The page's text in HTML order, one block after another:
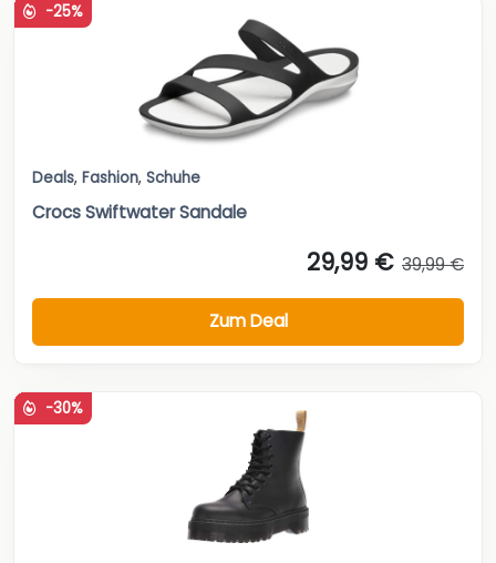
-25%
Deals, Fashion, Schuhe
Crocs Swiftwater Sandale
29,99 € 39,99 €
Zum Deal
-30%